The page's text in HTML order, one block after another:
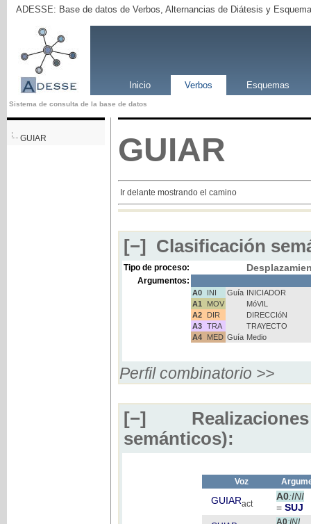
ADESSE: Base de datos de Verbos, Alternancias de Diátesis y
Inicio Verbos Esquemas
Sistema de consulta de la base de datos
GUIAR GUIAR
Ir delante mostrando el camino
[−] Clasificación
Tipo de proceso:
Argumentos:
A0 INI Guía INICIADOR
A1
MOV
MóVIL
A2
DIR
DIRECCIóN
A3 TRA
TRAYECTO
A4
MED Guía Medio
Perfil combinatorio >>
[−]
semánticos):
Voz
GUIARact
A0:INI
= SUJ
A0:INI